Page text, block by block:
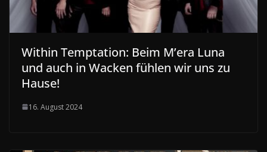
Within Temptation: Beim M’era Luna
und auch in Wacken fühlen wir uns zu
Hause!
16. August 2024